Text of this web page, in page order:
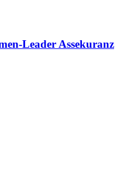
Leader Assekuranz